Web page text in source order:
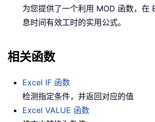
为您提供了一个利用 MOD 函数，在
息时间有效工时的实用公式。
相关函数
Excel IF 函数
检测指定条件，并返回对应的值
Excel VALUE 函数